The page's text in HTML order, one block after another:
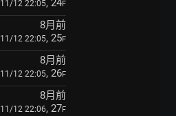
11/12 22:05, 24F
8月前
11/12 22:05, 25F
8月前
11/12 22:05, 26F
8月前
11/12 22:06, 27F